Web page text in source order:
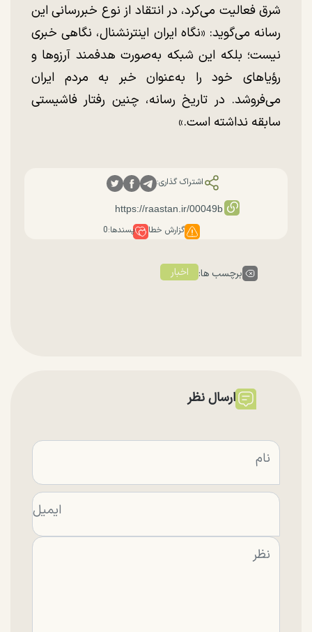
شرق فعالیت می‌کرد، در انتقاد از نوع خبررسانی این
رسانه می‌گوید: «نگاه ایران اینترنشنال، نگاهی خبری
نیست؛ بلکه این شبکه به‌صورت هدفمند آرزو‌ها و
رؤیا‌های خود را به‌عنوان خبر به مردم ایران
می‌فروشد. در تاریخ رسانه، چنین رفتار فاشیستی
سابقه نداشته است.»
اشتراک گذاری:
گزارش خطا پسندها:0
برچسب ها: اخبار
ارسال نظر